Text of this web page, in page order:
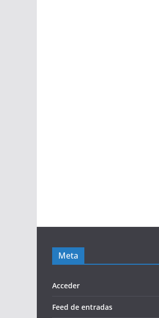
Meta
Acceder
Feed de entradas